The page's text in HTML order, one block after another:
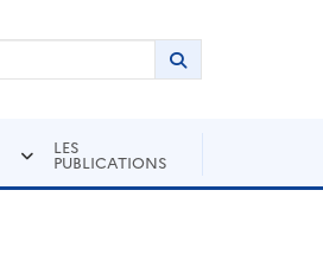
Inventaire Rechercher
Lancer la
LES
PUBLICATIONS